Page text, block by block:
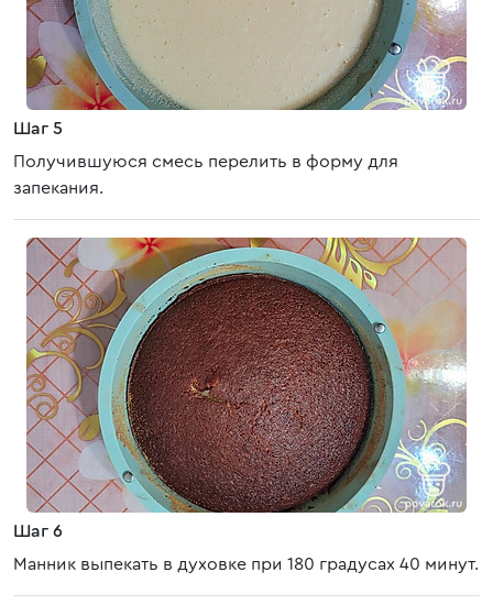
Шаг 5
Получившуюся смесь перелить в форму для
запекания.
Шаг 6
Манник выпекать в духовке при 180 градусах 40 минут.